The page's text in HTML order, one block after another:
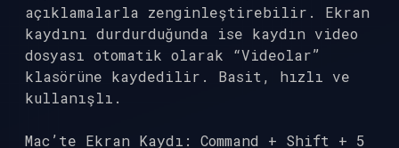
açıklamalarla zenginleştirebilir. Ekran
kaydını durdurduğunda ise kaydın video
dosyası otomatik olarak “Videolar”
klasörüne kaydedilir. Basit, hızlı ve
kullanışlı.
Mac’te Ekran Kaydı: Command + Shift + 5